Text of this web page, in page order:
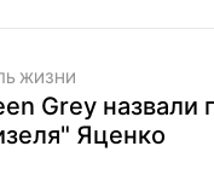
ЖИЗНИ
Grey назвали
Яценко